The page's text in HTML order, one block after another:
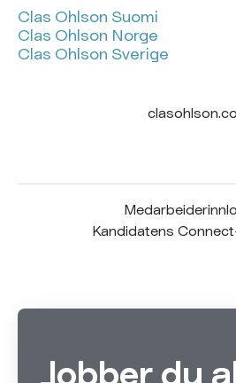
Clas Ohlson Suomi
Clas Ohlson Norge
Clas Ohlson Sverige
Kandidatens
Jobber du